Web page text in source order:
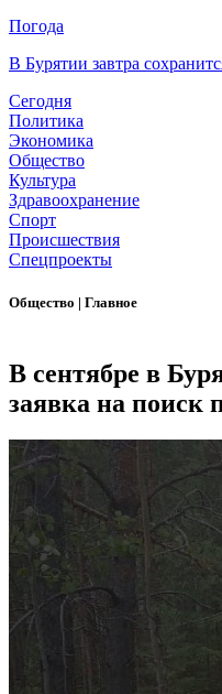
Погода
В Бурятии завтра
Сегодня
Политика
Экономика
Общество
Культура
Здравоохранение
Спорт
Происшествия
Спецпроекты
Общество | Главное
В сентябре в
заявка на поиск